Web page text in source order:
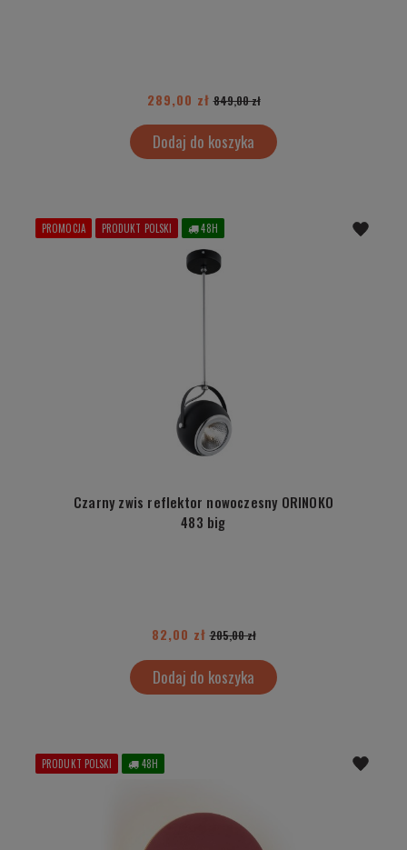
289,00 zł 849,00 zł
Dodaj do koszyka
Czarny zwis reflektor nowoczesny ORINOKO
483 big
82,00 zł 205,00 zł
Dodaj do koszyka
PROMOCJA PRODUKT POLSKI 48H
PRODUKT POLSKI 48H